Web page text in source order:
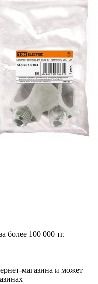
более 100 000 тг.
магазина и может